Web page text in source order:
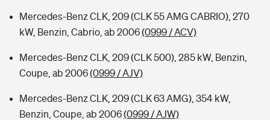
Mercedes-Benz CLK, 209 (CLK 55 AMG CABRIO), 270
kW, Benzin, Cabrio, ab 2006(0999 / ACV)
Mercedes-Benz CLK, 209 (CLK 500), 285 kW, Benzin,
Coupe, ab 2006(0999 / AJV)
Mercedes-Benz CLK, 209 (CLK 63 AMG), 354 kW,
Benzin, Coupe, ab 2006(0999 / AJW)